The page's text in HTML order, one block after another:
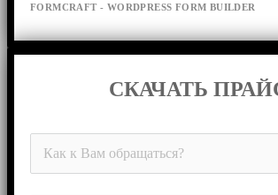
FORMCRAFT - WORDPRESS FORM BUILDER
СКАЧАТЬ